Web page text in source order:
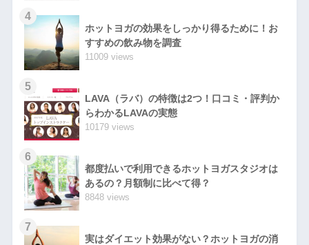
4
ホットヨガの効果をしっかり得るために！お
すすめの飲み物を調査
11009 views
5
LAVA（ラバ）の特徴は2つ！口コミ・評判か
らわかるLAVAの実態
10179 views
6
都度払いで利用できるホットヨガスタジオは
あるの？月額制に比べて得？
8848 views
7
実はダイエット効果がない？ホットヨガの消